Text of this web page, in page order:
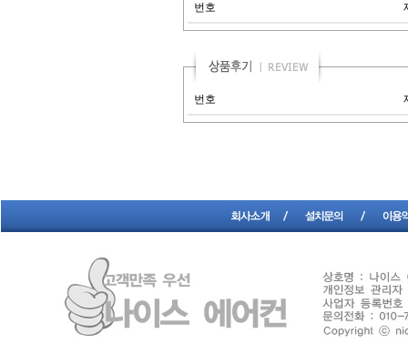
번호
번호